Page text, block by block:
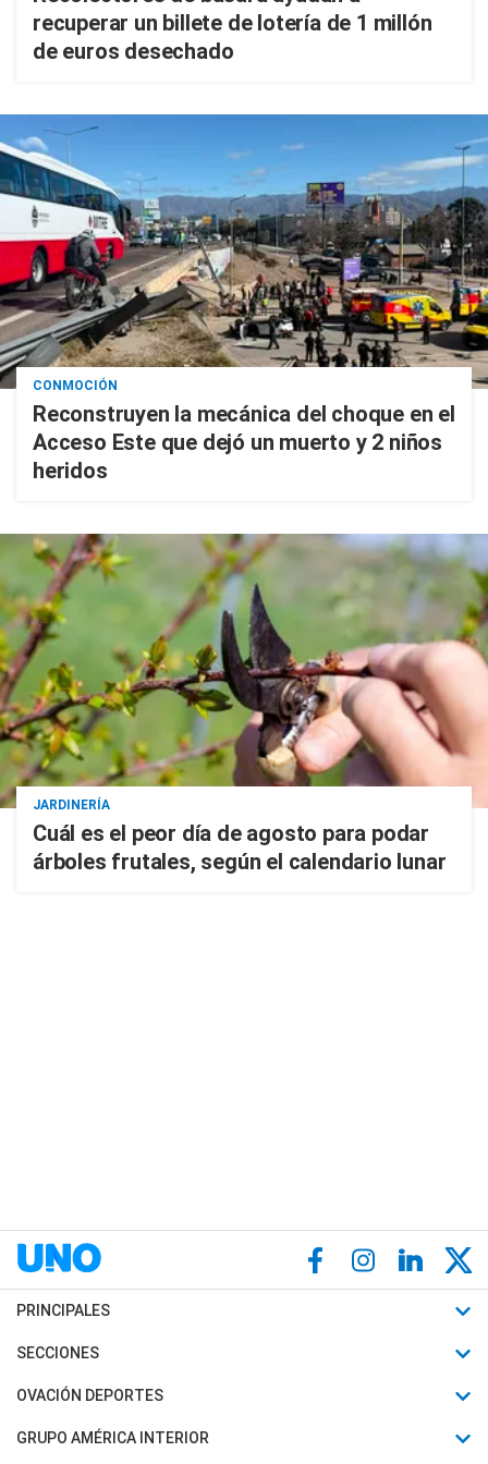
recuperar un billete de lotería de 1 millón
de euros desechado
CONMOCIÓN
Reconstruyen la mecánica del choque en el
Acceso Este que dejó un muerto y 2 niños
heridos
JARDINERÍA
Cuál es el peor día de agosto para podar
árboles frutales, según el calendario lunar
PRINCIPALES
Últimas Noticias
Política
SECCIONES
Horóscopo
Motores
OVACIÓN DEPORTES
Fútbol
GRUPO AMÉRICA INTERIOR